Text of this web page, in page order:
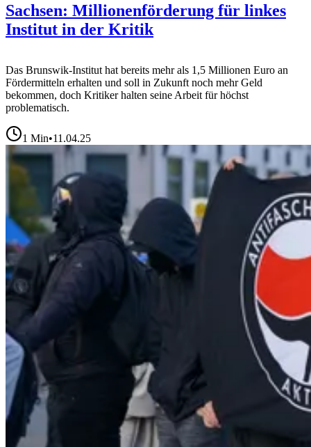
Sachsen: Millionenförderung für linkes
Institut in der Kritik
Das Brunswik-Institut hat bereits mehr als 1,5 Millionen Euro an
Fördermitteln erhalten und soll in Zukunft noch mehr Geld
bekommen, doch Kritiker halten seine Arbeit für höchst
problematisch.
1 Min•11.04.25